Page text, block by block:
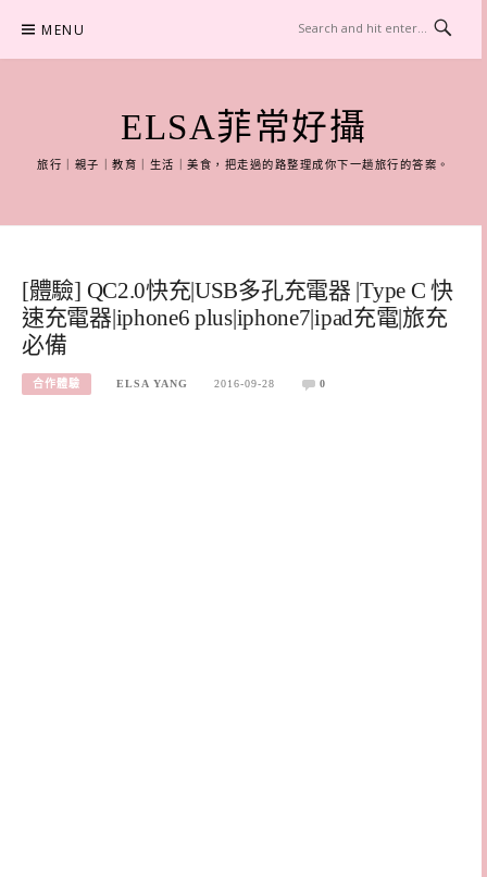
content
MENU
ELSA菲常好攝
旅行｜親子｜教育｜生活｜美食，把走過的路整理成你下一趟旅行的答案。
[體驗] QC2.0快充|USB多孔充電器 |Type C 快
速充電器|iphone6 plus|iphone7|ipad充電|旅充
必備
合作體驗 ELSA YANG 2016-09-28 0